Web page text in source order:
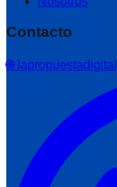
Contacto
🌐